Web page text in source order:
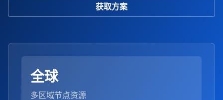
获取方案
全球
多区域节点资源